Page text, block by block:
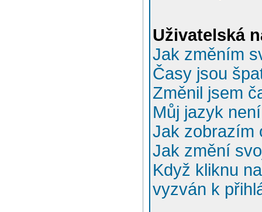
Uživatelská
Jak změním
Časy jsou
Změnil jsem
Můj jazyk
Jak zobrazím
Jak změní
Když kliknu
vyzván k